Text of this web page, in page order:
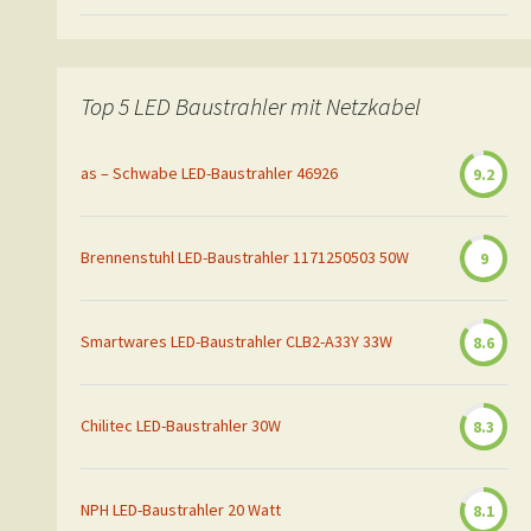
Top 5 LED Baustrahler mit Netzkabel
as – Schwabe LED-Baustrahler 46926 9.2
Brennenstuhl LED-Baustrahler 1171250503 50W 9
Smartwares LED-Baustrahler CLB2-A33Y 33W 8.6
Chilitec LED-Baustrahler 30W 8.3
NPH LED-Baustrahler 20 Watt 8.1